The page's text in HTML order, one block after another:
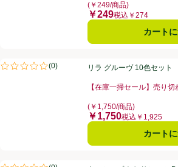
(￥249/商品)
価格
￥249税込￥274
カート
リラ グルーヴ 10色セット
(0)
評価は0件のレビューで5点中0.0点。
リラ グルーヴ 10色セット
【在庫一掃セール】売り切
(￥1,750/商品)
価格
￥1,750税込￥1,925
カート